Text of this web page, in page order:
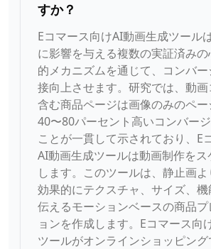
すか？
Eコマース向けAI動画生成ツール
に影響を与える複数の実証済み
的メカニズムを通じて、コンバ
接向上させます。研究では、動
含む商品ページは画像のみのペ
40〜80パーセント高いコンバー
ことが一貫して示されており、E
AI動画生成ツールは動画制作を
します。このツールは、静止画
効果的にテクスチャ、サイズ、
伝えるモーションベースの商品
ョンを作成します。Eコマース向
ツールがオンラインショッピング